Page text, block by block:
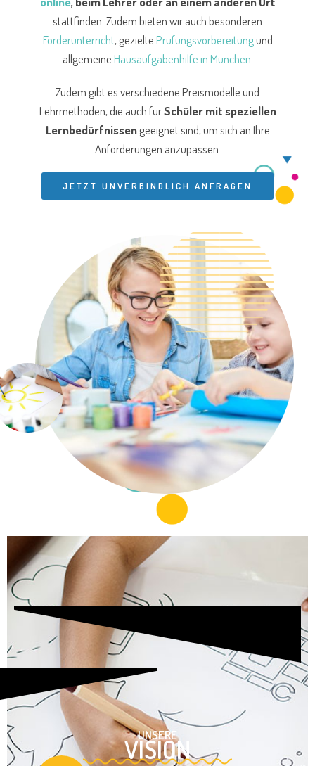
stattfinden. Zudem bieten wir auch besonderen
Förderunterricht, gezieltePrüfungsvorbereitungund
allgemeineHausaufgabenhilfe in München.
Zudem gibt es verschiedene Preismodelle und
Lehrmethoden, die auch fürSchüler mit speziellen
Lernbedürfnissengeeignet sind, um sich an Ihre
Anforderungen anzupassen.
JETZT UNVERBINDLICH ANFRAGEN
UNSERE
VISION